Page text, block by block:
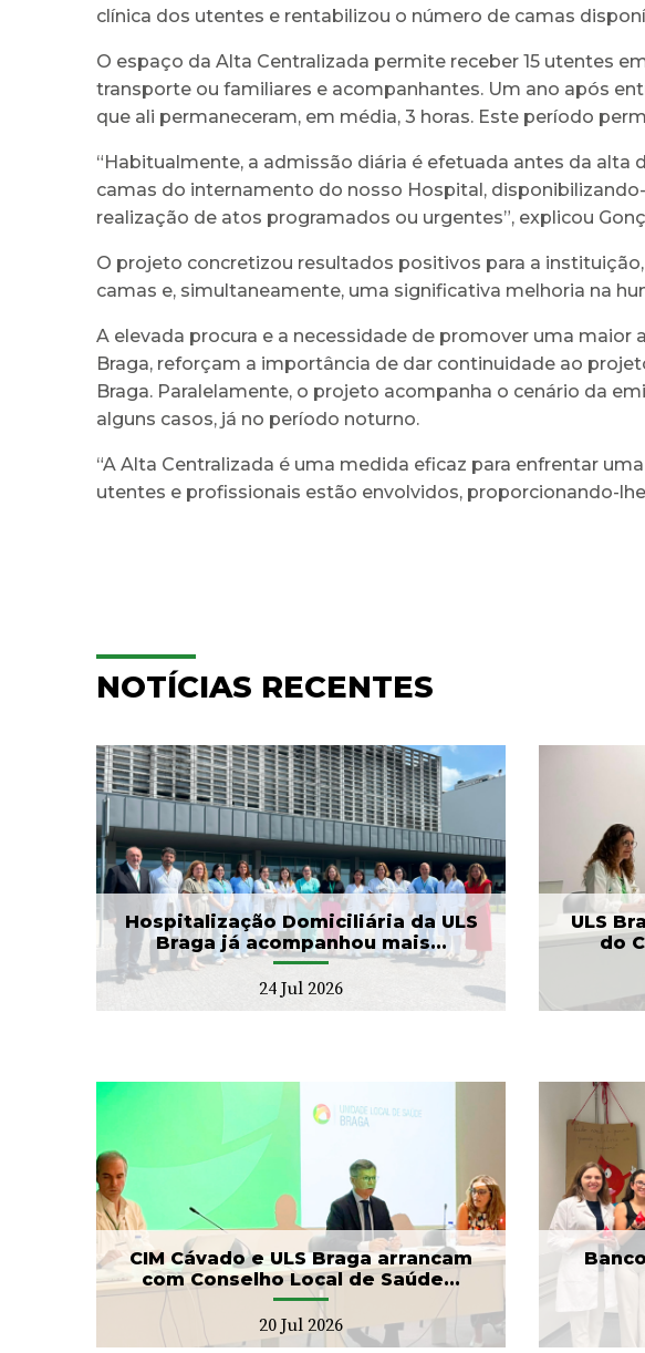
clínica dos utentes e rentabilizou o número de camas
O espaço da Alta Centralizada permite receber 15 utentes
transporte ou familiares e acompanhantes. Um ano após
que ali permaneceram, em média, 3 horas. Este período
“Habitualmente, a admissão diária é efetuada antes da
camas do internamento do nosso Hospital,
realização de atos programados ou urgentes”, explicou
O projeto concretizou resultados positivos para a
camas e, simultaneamente, uma significativa melhoria na
A elevada procura e a necessidade de promover uma
Braga, reforçam a importância de dar continuidade ao
Braga. Paralelamente, o projeto acompanha o cenário da
alguns casos, já no período noturno.
“A Alta Centralizada é uma medida eficaz para enfrentar
utentes e profissionais estão envolvidos, proporcionando-
NOTÍCIAS RECENTES
Hospitalização Domiciliária da ULS
Braga já acompanhou mais...
24 Jul 2026
ULS
do
ULS Braga assinalou o Dia
Mundial do Cérebro com
as II Jorna...
22 Jul 2026
CIM Cávado e ULS Braga arrancam
com Conselho Local de Saúde...
20 Jul 2026
Banco de Sangue recebe
gesto solidário da SIGNA
17 Jul 2026